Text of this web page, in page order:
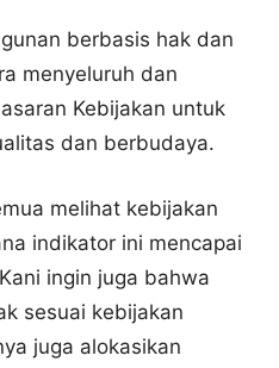
berbasis hak dan
menyeluruh dan
Kebijakan untuk
dan berbudaya.
melihat kebijakan
indikator ini mencapai
ingin juga bahwa
sesuai kebijakan
juga alokasikan